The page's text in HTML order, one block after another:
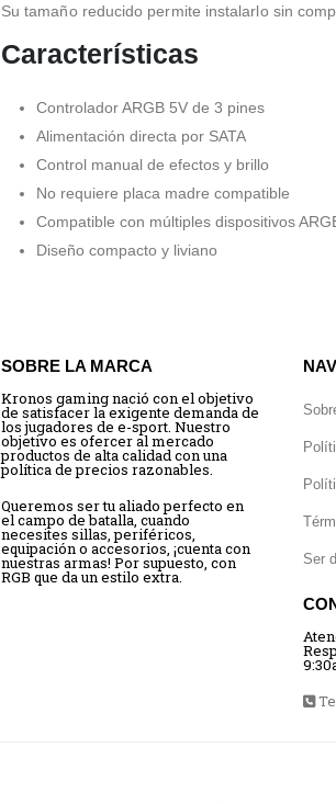
Su tamaño reducido permite instalarlo sin
Características
Controlador ARGB 5V de 3 pines
Alimentación directa por SATA
Control manual de efectos y brillo
No requiere placa madre compatible
Compatible con múltiples dispositivos
Diseño compacto y liviano
SOBRE LA MARCA
Kronos gaming nació con el objetivo
de satisfacer la exigente demanda de
los jugadores de e-sport. Nuestro
objetivo es ofercer al mercado
productos de alta calidad con una
política de precios razonables.
Queremos ser tu aliado perfecto en
el campo de batalla, cuando
necesites sillas, periféricos,
equipación o accesorios, ¡cuenta con
nuestras armas! Por supuesto, con
RGB que da un estilo extra.
Ser